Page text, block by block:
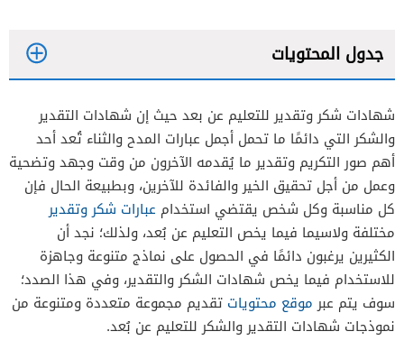
جدول المحتويات
شهادات شكر وتقدير للتعليم عن بعد حيث إن شهادات التقدير
والشكر التي دائمًا ما تحمل أجمل عبارات المدح والثناء تُعد أحد
أهم صور التكريم وتقدير ما يُقدمه الآخرون من وقت وجهد وتضحية
وعمل من أجل تحقيق الخير والفائدة للآخرين، وبطبيعة الحال فإن
كل مناسبة وكل شخص يقتضي استخدام عبارات شكر وتقدير
مختلفة ولاسيما فيما يخص التعليم عن بُعد، ولذلك؛ نجد أن
الكثيرين يرغبون دائمًا في الحصول على نماذج متنوعة وجاهزة
للاستخدام فيما يخص شهادات الشكر والتقدير، وفي هذا الصدد؛
سوف يتم عبرموقع محتويات تقديم مجموعة متعددة ومتنوعة من
نموذجات شهادات التقدير والشكر للتعليم عن بُعد.